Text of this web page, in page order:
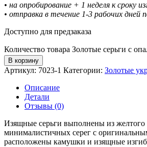
• на опробирование + 1 неделя к сроку
• отправка в течение 1-3 рабочих дней
Доступно для предзаказа
Количество товара Золотые серьги с
В корзину
Артикул: 7023-1 Категории: Золотые
Описание
Детали
Отзывы (0)
Изящные серьги выполнены из
минималистичных серег с
расположены камушки и изящные